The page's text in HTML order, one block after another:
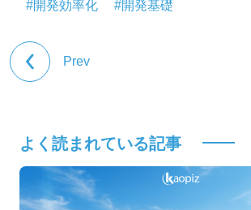
#開発効率化
#開発基礎
Prev
よく読まれている記事